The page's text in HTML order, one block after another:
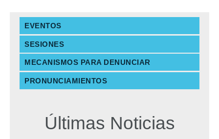
EVENTOS
SESIONES
MECANISMOS PARA DENUNCIAR
PRONUNCIAMIENTOS
Últimas Noticias